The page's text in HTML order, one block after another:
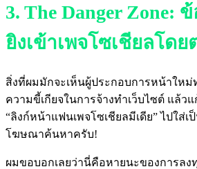
3. The Danger Zone:
ยิงเข้าเพจโซเชียลโดย
สิ่งที่ผมมักจะเห็นผู้ประกอบการหน้าให
ความขี้เกียจในการจ้างทำเว็บไซต์ แล้ว
“ลิงก์หน้าแฟนเพจโซเชียลมีเดีย” ไปใส่
โฆษณาค้นหาครับ!
ผมขอบอกเลยว่านี่คือหายนะของการลง